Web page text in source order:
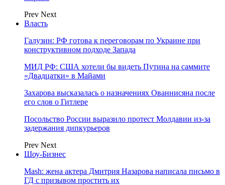
Prev Next
Власть
Галузин: РФ готова к переговорам по Украине при
конструктивном подходе Запада
МИД РФ: США хотели бы видеть Путина на саммите
«Двадцатки» в Майами
Захарова высказалась о назначениях Ованнисяна после
его слов о Гитлере
Посольство России выразило протест Молдавии из-за
задержания дипкурьеров
Prev Next
Шоу-Бизнес
Mash: жена актера Дмитрия Назарова написала письмо в
ГД с призывом простить их